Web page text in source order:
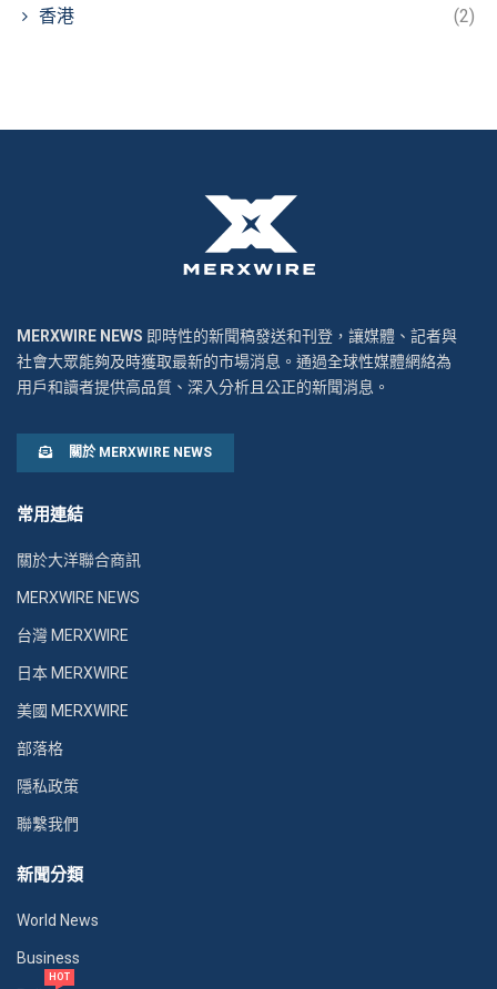
香港 (2)
MERXWIRE NEWS 即時性的新聞稿發送和刊登，讓媒體、記者與
社會大眾能夠及時獲取最新的市場消息。通過全球性媒體網絡為
用戶和讀者提供高品質、深入分析且公正的新聞消息。
關於 MERXWIRE NEWS
常用連結
關於大洋聯合商訊
MERXWIRE NEWS
台灣 MERXWIRE
日本 MERXWIRE
美國 MERXWIRE
部落格
隱私政策
聯繫我們
新聞分類
World News
Business
HOT